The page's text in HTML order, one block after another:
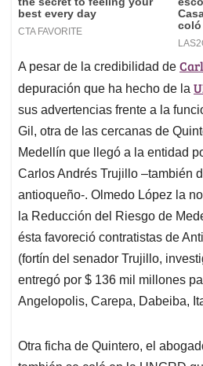
A pesar de la credibilidad de
depuración que ha hecho de la
sus advertencias frente a la
Gil, otra de las cercanas de
Medellín que llegó a la entidad
Carlos Andrés Trujillo –también
antioqueño-. Olmedo López la
la Reducción del Riesgo de
ésta favoreció contratistas de
(fortín del senador Trujillo,
entregó por $ 136 mil millones
Angelopolis, Carepa, Dabeiba,
Otra ficha de Quintero, el